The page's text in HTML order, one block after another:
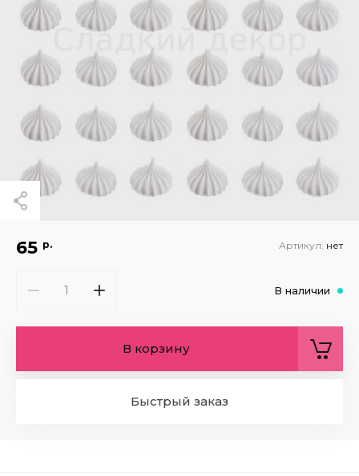
65 р. Артикул: нет
В наличии
В корзину
Быстрый заказ